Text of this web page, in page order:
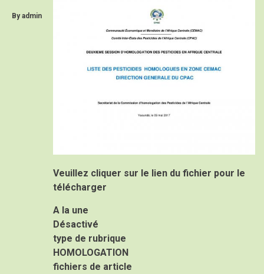
Byadmin
Veuillez cliquer sur le lien du fichier pour le
télécharger
A la une
Désactivé
type de rubrique
HOMOLOGATION
fichiers de article